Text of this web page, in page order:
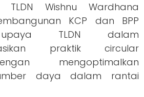
TLDN Wishnu Wardhana
KCP dan BPP
TLDN dalam
praktik circular
mengoptimalkan
daya dalam rantai